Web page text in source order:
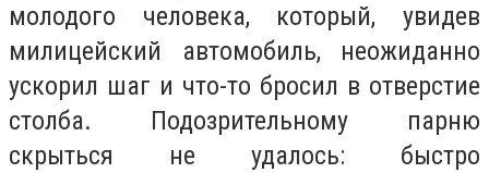
молодого человека, который, увидев
милицейский автомобиль, неожиданно
ускорил шаг и что-то бросил в отверстие
столба. Подозрительному парню
скрыться не удалось: быстро